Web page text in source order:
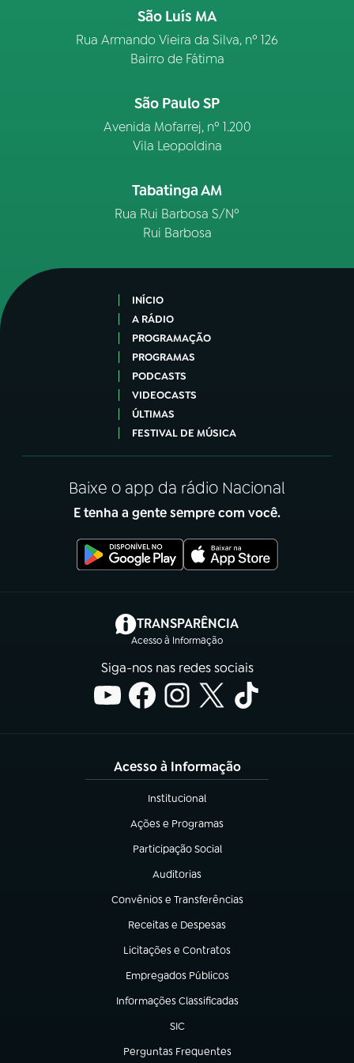
São Luís MA
Rua Armando Vieira da Silva, nº 126
Bairro de Fátima
São Paulo SP
Avenida Mofarrej, nº 1.200
Vila Leopoldina
Tabatinga AM
Rua Rui Barbosa S/Nº
Rui Barbosa
INÍCIO
A RÁDIO
PROGRAMAÇÃO
PROGRAMAS
PODCASTS
VIDEOCASTS
ÚLTIMAS
FESTIVAL DE MÚSICA
Baixe o app da rádio Nacional
E tenha a gente sempre com você.
TRANSPARÊNCIA
Acesso à Informação
(abre em nova aba)
Siga-nos nas redes sociais
Acesso à Informação
Institucional
(abre em nova aba)
Ações e Programas
(abre em nova aba)
Participação Social
(abre em nova aba)
Auditorias
(abre em nova aba)
Convênios e Transferências
(abre em nova aba)
Receitas e Despesas
(abre em nova aba)
Licitações e Contratos
(abre em nova aba)
Empregados Públicos
(abre em nova aba)
Informações Classificadas
(abre em nova aba)
SIC
(abre em nova aba)
Perguntas Frequentes
(abre em nova aba)